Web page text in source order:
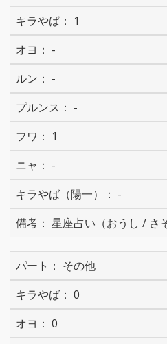
1
-
-
-
1
-
-
星座占い（おうし / さ
その他
0
0